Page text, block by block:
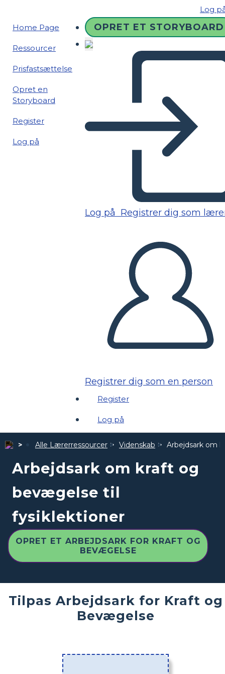
Log
Home Page
Ressourcer
Prisfastsættelse
Opret en
Storyboard
Register
Log på
OPRET ET STORYBOARD
Log på Registrer dig som
Registrer dig som en person
Register
Log på
Alle Lærerressourcer Videnskab Arbejdsark om
Arbejdsark om kraft og
bevægelse til
fysiklektioner
OPRET ET ARBEJDSARK FOR KRAFT OG
BEVÆGELSE
Tilpas Arbejdsark for Kraft og
Bevægelse